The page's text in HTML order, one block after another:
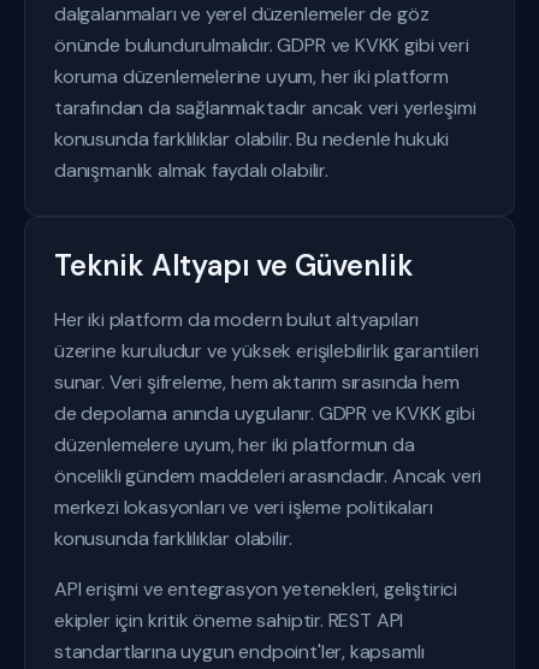
dalgalanmaları ve yerel düzenlemeler de göz
önünde bulundurulmalıdır. GDPR ve KVKK gibi veri
koruma düzenlemelerine uyum, her iki platform
tarafından da sağlanmaktadır ancak veri yerleşimi
konusunda farklılıklar olabilir. Bu nedenle hukuki
danışmanlık almak faydalı olabilir.
Teknik Altyapı ve Güvenlik
Her iki platform da modern bulut altyapıları
üzerine kuruludur ve yüksek erişilebilirlik garantileri
sunar. Veri şifreleme, hem aktarım sırasında hem
de depolama anında uygulanır. GDPR ve KVKK gibi
düzenlemelere uyum, her iki platformun da
öncelikli gündem maddeleri arasındadır. Ancak veri
merkezi lokasyonları ve veri işleme politikaları
konusunda farklılıklar olabilir.
API erişimi ve entegrasyon yetenekleri, geliştirici
ekipler için kritik öneme sahiptir. REST API
standartlarına uygun endpoint'ler, kapsamlı